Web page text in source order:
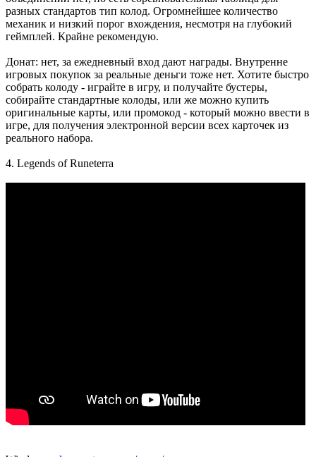
разных стандартов тип колод. Огромнейшее количество
механик и низкий порог вхождения, несмотря на глубокий
геймплей. Крайне рекомендую.
Донат: нет, за ежедневный вход дают награды. Внутренне
игровых покупок за реальные деньги тоже нет. Хотите быстро
собрать колоду - играйте в игру, и получайте бустеры,
собирайте стандартные колоды, или же можно купить
оригинальные карты, или промокод - который можно ввести в
игре, для получения электронной версии всех карточек из
реального набора.
4. Legends of Runeterra